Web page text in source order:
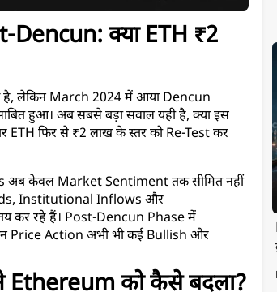
क्या ETH ₹2
है, लेकिन March 2024 में आया Dencun
हुआ। अब सबसे बड़ा सवाल यही है, क्या इस
फिर से ₹2 लाख के स्तर को Re-Test कर
अब केवल Market Sentiment तक सीमित नहीं
Institutional Inflows और
कर रहे हैं। Post-Dencun Phase में
Price Action अभी भी कई Bullish और
Ethereum को कैसे बदला?